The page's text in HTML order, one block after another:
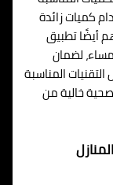
كميات زائدة
أيضًا تطبيق
لضمان
المناسبة
خالية من